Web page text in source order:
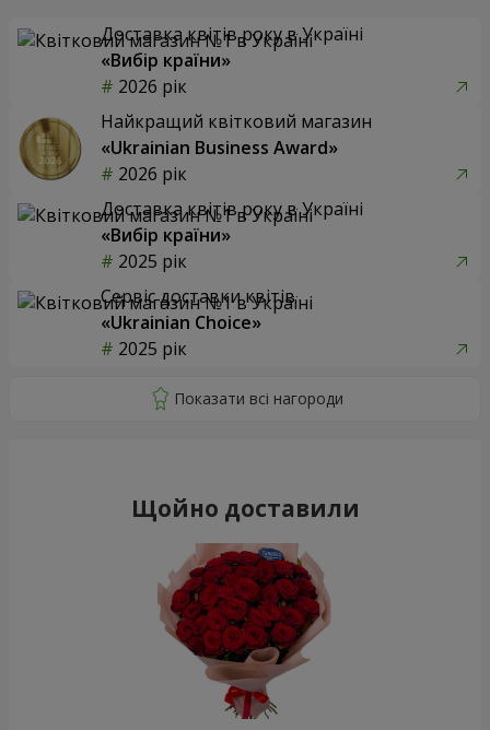
Доставка квітів року в Україні
«Вибір країни»
2026 рік
Найкращий квітковий магазин
«Ukrainian Business Award»
2026 рік
Доставка квітів року в Україні
«Вибір країни»
2025 рік
Сервіс доставки квітів
«Ukrainian Choice»
2025 рік
Щойно доставили